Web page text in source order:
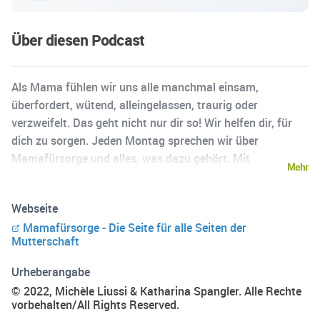
Über diesen Podcast
Als Mama fühlen wir uns alle manchmal einsam,
überfordert, wütend, alleingelassen, traurig oder
verzweifelt. Das geht nicht nur dir so! Wir helfen dir, für
dich zu sorgen. Jeden Montag sprechen wir über
Mamafürsorge und alles, was dazu gehört. Mit
und Familienbegleiterin bei den „Frühen Hilfen“. Dort
unterstützt sie Frauen, die in den ersten Jahren ihrer
Mutterschaft unter starken (psychischen) Belastungen
leiden. Sie ist Mutter eines siebenjährigen Sohnes und lebt
in Tirol. Katharina arbeitet als selbstständige Lektorin und
Autorin in Süddeutschland. Nach der Geburt ihres
Mehr
Webseite
Mamafürsorge - Die Seite für alle Seiten der
Mutterschaft
Urheberangabe
© 2022, Michèle Liussi & Katharina Spangler. Alle Rechte
vorbehalten/All Rights Reserved.